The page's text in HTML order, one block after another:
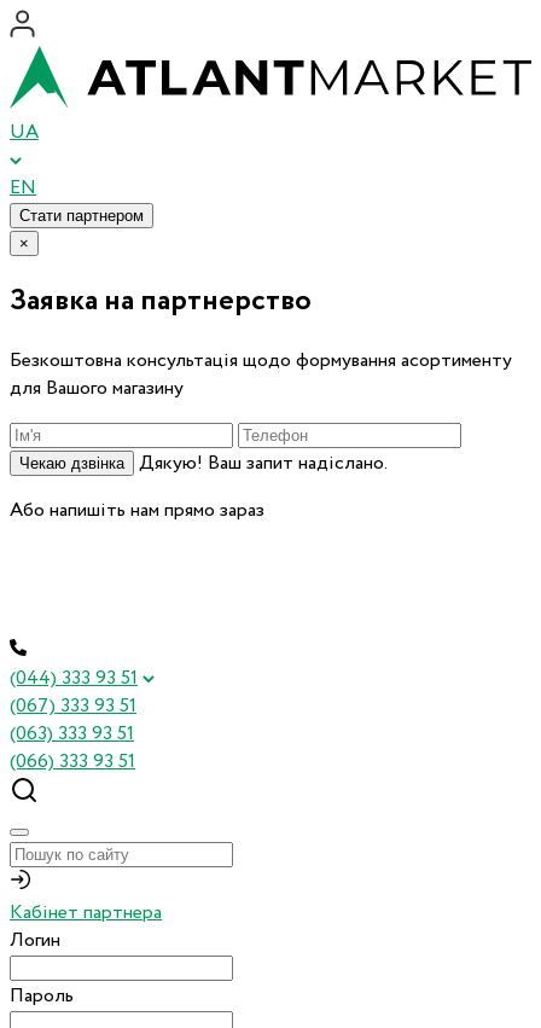
UA
EN
Стати партнером
×
Заявка на партнерство
Безкоштовна консультація щодо формування асортименту
для Вашого магазину
Чекаю дзвінка
Дякую! Ваш запит надіслано.
Або напишіть нам прямо зараз
(044) 333 93 51
(067) 333 93 51
(063) 333 93 51
(066) 333 93 51
Кабінет партнера
Логин
Пароль